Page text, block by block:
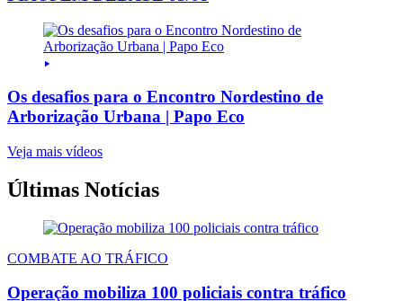
Os desafios para o Encontro Nordestino de
Arborização Urbana | Papo Eco
Veja mais vídeos
Últimas Notícias
COMBATE AO TRÁFICO
Operação mobiliza 100 policiais contra tráfico